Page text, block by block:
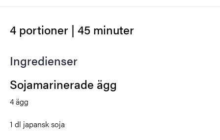
4 portioner | 45 minuter
Ingredienser
Sojamarinerade ägg
4 ägg
1 dl japansk soja